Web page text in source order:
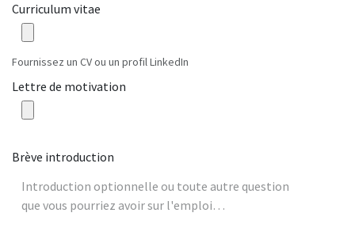
Curriculum vitae
Fournissez un CV ou un profil LinkedIn
Lettre de motivation
Brève introduction